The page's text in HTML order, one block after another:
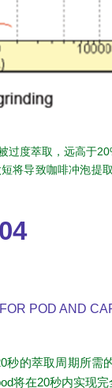
度萃取，远高于
将导致咖啡冲泡提
04
POD AND
的萃取周期所需
将在20秒内实现